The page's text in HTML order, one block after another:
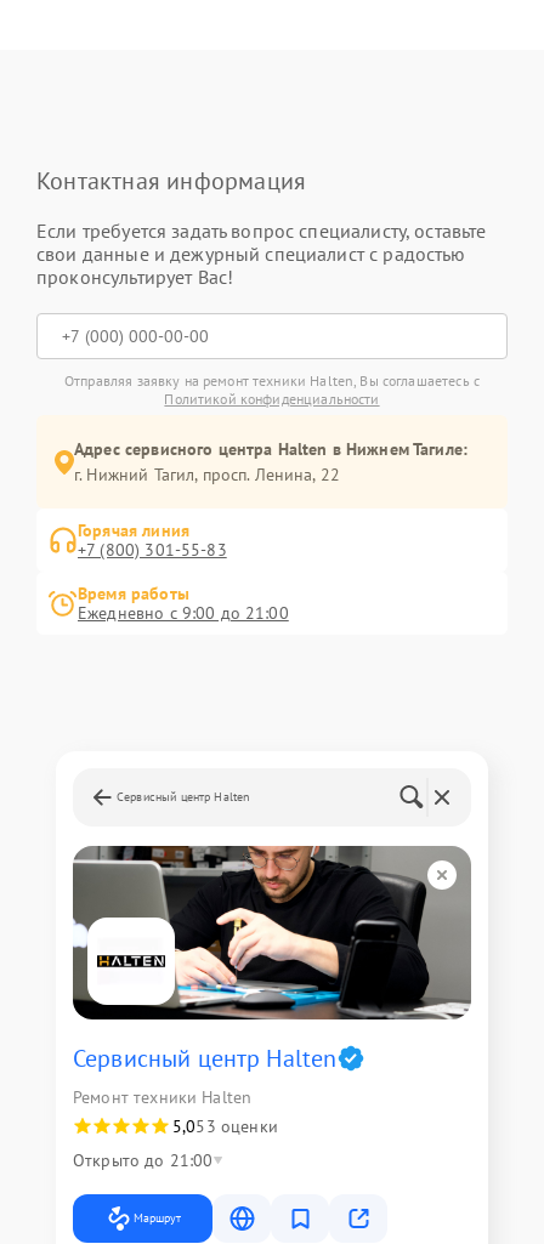
Контактная информация
Если требуется задать вопрос специалисту, оставьте
свои данные и дежурный специалист с радостью
проконсультирует Вас!
Отправляя заявку на ремонт техники Halten, Вы соглашаетесь с
Политикой конфиденциальности
Адрес сервисного центра Halten в Нижнем Тагиле:
г. Нижний Тагил, просп. Ленина, 22
Горячая линия
+7 (800) 301-55-83
Время работы
Ежедневно с 9:00 до 21:00
Сервисный центр Halten
Сервисный центр Halten
Ремонт техники Halten
5,053 оценки
Открыто до 21:00
Маршрут